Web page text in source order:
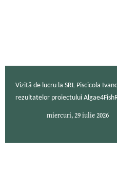
Vizită de lucru la SRL Piscicola
rezultatelor proiectului
miercuri, 29 iulie 2026